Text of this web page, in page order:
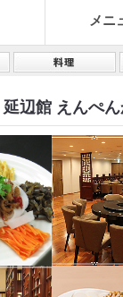
メニ
辺館 えんぺ